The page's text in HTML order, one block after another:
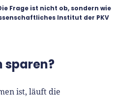
Frage ist nicht ob, sondern wie
Institut der PKV
sparen?
ist, läuft die